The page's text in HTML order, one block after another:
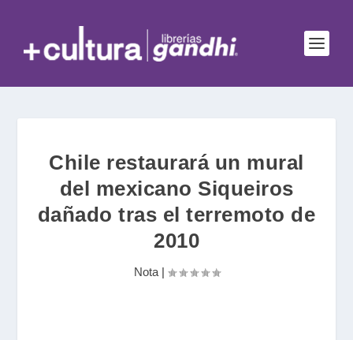
Chile restaurará un mural
del mexicano Siqueiros
dañado tras el terremoto de
2010
Nota|